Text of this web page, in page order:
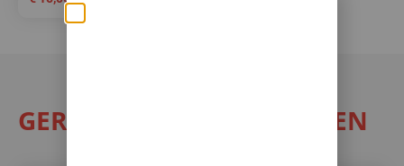
GERELATEERDE PRODUCTEN